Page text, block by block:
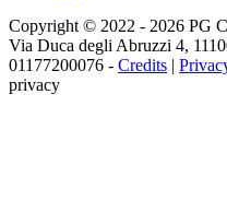
Copyright © 2022 - 2026 PG
Via Duca degli Abruzzi 4,
01177200076 - Credits
privacy